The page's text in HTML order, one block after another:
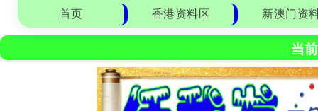
首页 香港资料区 新澳门资
当